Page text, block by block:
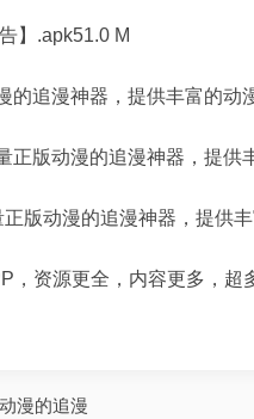
】.apk51.0 M
的追漫神器，提供丰富的动
正版动漫的追漫神器，提供
版动漫的追漫神器，提供
，资源更全，内容更多，超
漫的追漫